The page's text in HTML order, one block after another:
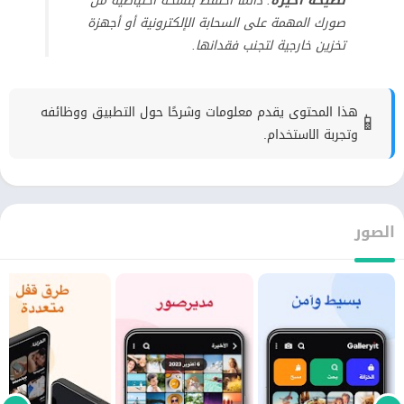
صورك المهمة على السحابة الإلكترونية أو أجهزة
تخزين خارجية لتجنب فقدانها.
📱 هذا المحتوى يقدم معلومات وشرحًا حول التطبيق ووظائفه
وتجربة الاستخدام.
الصور